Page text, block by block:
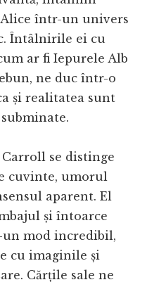
într-un univers
Întâlnirile ei cu
ar fi Iepurele Alb
ne duc într-o
și realitatea sunt
se distinge
cuvinte, umorul
aparent. El
și întoarce
mod incredibil,
cu imaginile și
Cărțile sale ne